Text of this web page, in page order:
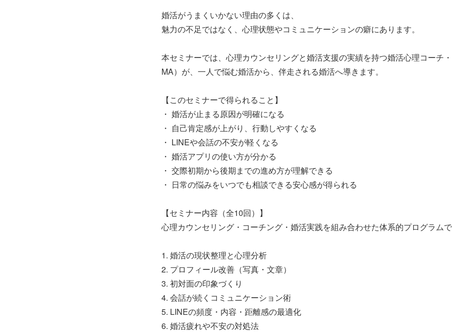
婚活がうまくいかない理由の多くは、
魅力の不足ではなく、心理状態やコミュニケーションの癖にあります。
本セミナーでは、心理カウンセリングと婚活支援の実績を持つ婚活心理コーチ
MA）が、一人で悩む婚活から、伴走される婚活へ導きます。
【このセミナーで得られること】
・ 婚活が止まる原因が明確になる
・ 自己肯定感が上がり、行動しやすくなる
・ LINEや会話の不安が軽くなる
・ 婚活アプリの使い方が分かる
・ 交際初期から後期までの進め方が理解できる
・ 日常の悩みをいつでも相談できる安心感が得られる
【セミナー内容（全10回）】
心理カウンセリング・コーチング・婚活実践を組み合わせた体系的プログラム
1. 婚活の現状整理と心理分析
2. プロフィール改善（写真・文章）
3. 初対面の印象づくり
4. 会話が続くコミュニケーション術
5. LINEの頻度・内容・距離感の最適化
6. 婚活疲れや不安の対処法